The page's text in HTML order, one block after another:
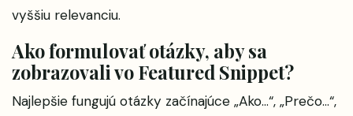
vyššiu relevanciu.
Ako formulovať otázky, aby sa
zobrazovali vo Featured Snippet?
Najlepšie fungujú otázky začínajúce „Ako…“, „Prečo…“,